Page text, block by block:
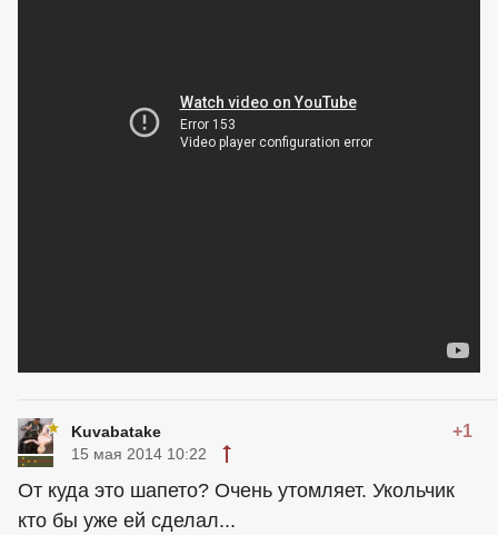
Kuvabatake +1
15 мая 2014 10:22
От куда это шапето? Очень утомляет. Укольчик
кто бы уже ей сделал...